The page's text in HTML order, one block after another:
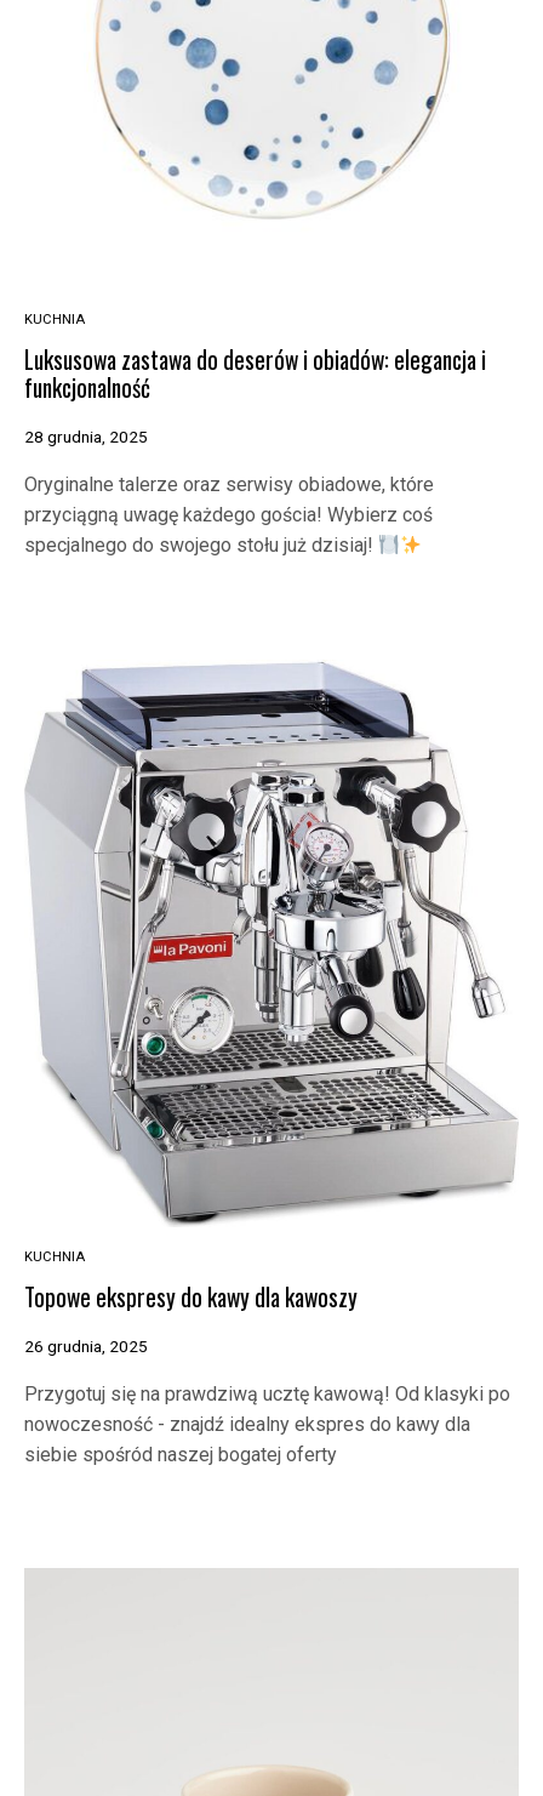
KUCHNIA
Luksusowa zastawa do deserów i obiadów: elegancja i
funkcjonalność
28 grudnia, 2025
Oryginalne talerze oraz serwisy obiadowe, które
przyciągną uwagę każdego gościa! Wybierz coś
specjalnego do swojego stołu już dzisiaj!
KUCHNIA
Topowe ekspresy do kawy dla kawoszy
26 grudnia, 2025
Przygotuj się na prawdziwą ucztę kawową! Od klasyki po
nowoczesność - znajdź idealny ekspres do kawy dla
siebie spośród naszej bogatej oferty